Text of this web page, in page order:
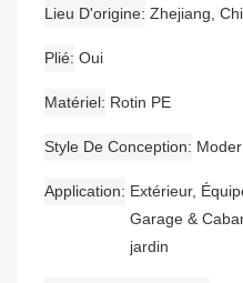
Lieu D'origine Zhejiang,
Plié Oui
Matériel Rotin PE
Style De Conception
Application
Extérieur,
Garage &
jardin